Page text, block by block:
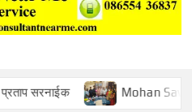
Mohan Sawant